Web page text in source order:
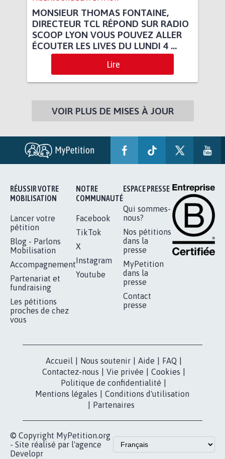
MONSIEUR THOMAS FONTAINE,
DIRECTEUR TCL RÉPOND SUR RADIO
SCOOP LYON VOUS POUVEZ ALLER
ÉCOUTER LES LIVES DU LUNDI 4 ...
Lire
VOIR PLUS DE MISES À JOUR
RÉUSSIR VOTRE
MOBILISATION
Lancer votre
pétition
Blog - Parlons
Mobilisation
Accompagnement
Partenariat et
fundraising
Les pétitions
proches de chez
vous
NOTRE
COMMUNAUTÉ
Facebook
TikTok
X
Instagram
Youtube
ESPACE PRESSE
Qui sommes-
nous?
Nos pétitions
dans la
presse
MyPetition
dans la
presse
Contact
presse
Accueil Nous soutenir Aide FAQ
Contactez-nous
Vie privée Cookies
Politique de confidentialité
Mentions légales
Conditions d'utilisation
Partenaires
© Copyright MyPetition.org
- Site réalisé par l'agence
Developr